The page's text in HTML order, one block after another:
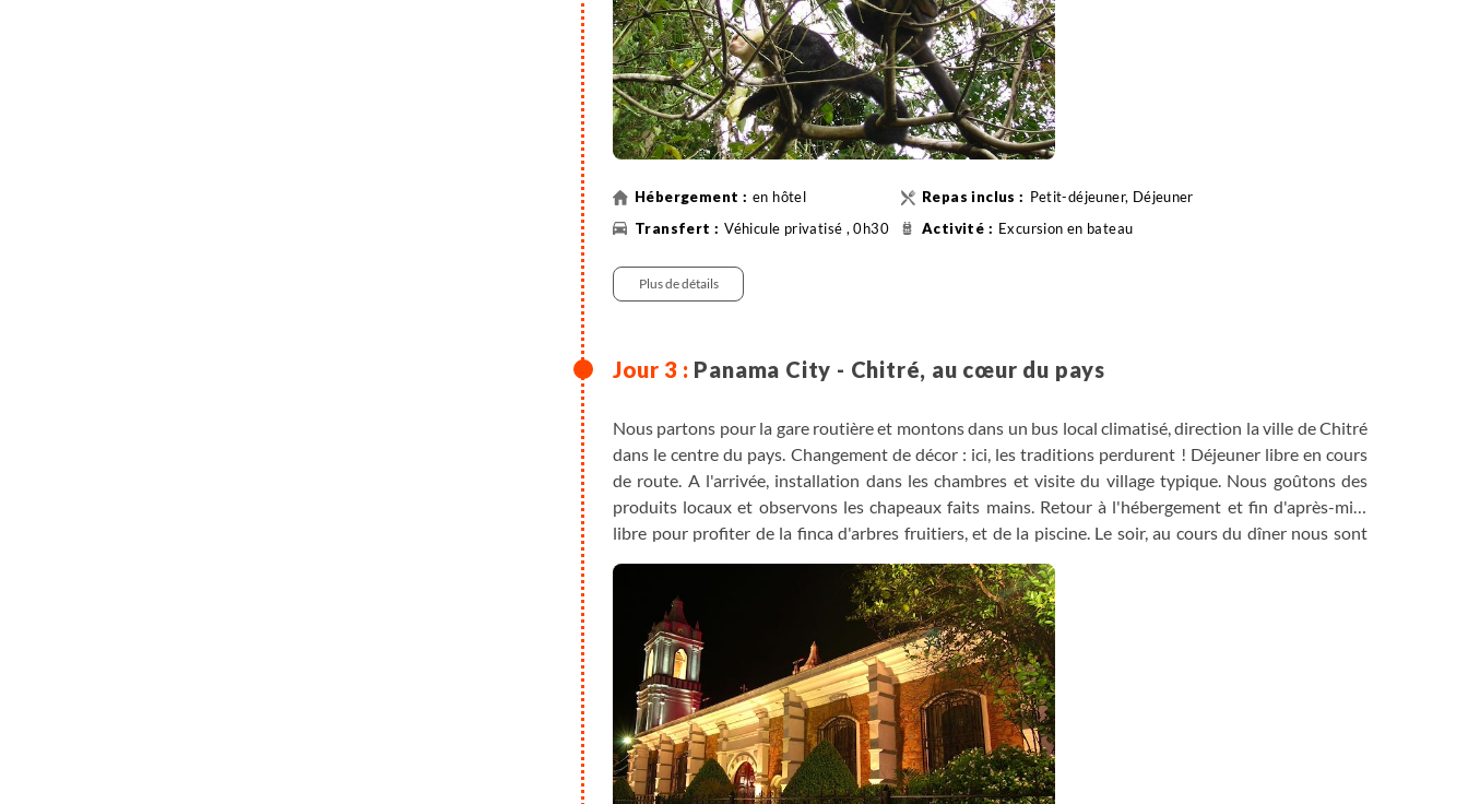
Note : les musées sont fermés le lundi.
en hôtel
Petit-déjeuner, Déjeuner
Véhicule privatisé , 0h30
Excursion en bateau
Plus de détails
Panama City - Chitré, au cœur du pays
Nous partons pour la gare routière et montons dans un bus local climatisé, direction la ville de Chitré
dans le centre du pays. Changement de décor : ici, les traditions perdurent ! Déjeuner libre en cours
de route. A l'arrivée, installation dans les chambres et visite du village typique. Nous goûtons des
produits locaux et observons les chapeaux faits mains. Retour à l'hébergement et fin d'après-midi
libre pour profiter de la finca d'arbres fruitiers, et de la piscine. Le soir, au cours du dîner nous sont
présentées les provinces de Los Santos et de Coclé.